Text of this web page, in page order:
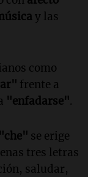
y las
como
frente a
"enfadarse".
"che" se erige
tres letras
saludar,